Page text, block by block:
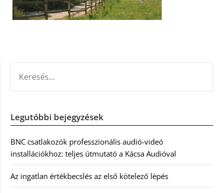
Legutóbbi bejegyzések
BNC csatlakozók professzionális audió-videó
installációkhoz: teljes útmutató a Kácsa Audióval
Az ingatlan értékbecslés az első kötelező lépés